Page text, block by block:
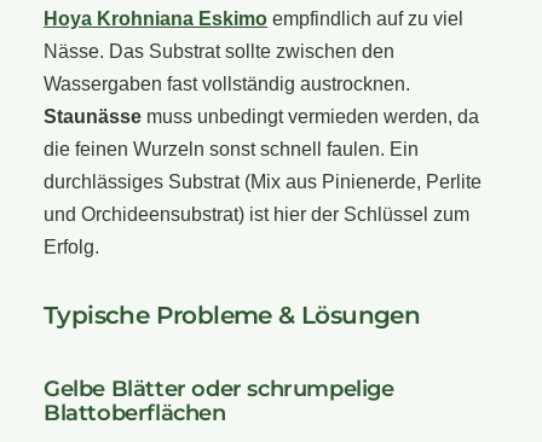
Hoya Krohniana Eskimo empfindlich auf zu viel
Nässe. Das Substrat sollte zwischen den
Wassergaben fast vollständig austrocknen.
Staunässe muss unbedingt vermieden werden, da
die feinen Wurzeln sonst schnell faulen. Ein
durchlässiges Substrat (Mix aus Pinienerde, Perlite
und Orchideensubstrat) ist hier der Schlüssel zum
Erfolg.
Typische Probleme & Lösungen
Gelbe Blätter oder schrumpelige
Blattoberflächen